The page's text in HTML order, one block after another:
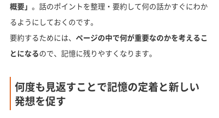
概要」 。話のポイントを整理・要約して何の話かすぐにわか
るようにしておくのです。
要約するためには、 ページの中で何が重要なのかを考えるこ
とになるので、記憶に残りやすくなります。
何度も見返すことで記憶の定着と新しい
発想を促す